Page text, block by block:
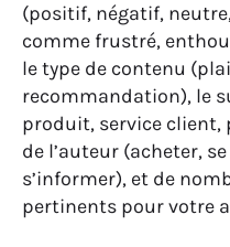
(positif, négatif,
comme frustré,
le type de contenu
recommandation), le
produit, service client,
de l’auteur (acheter,
s’informer), et de
pertinents pour votre